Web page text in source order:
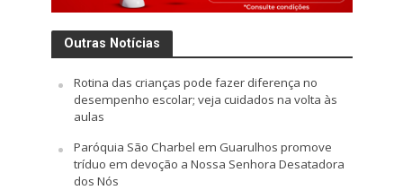
Outras Notícias
Rotina das crianças pode fazer diferença no
desempenho escolar; veja cuidados na volta às
aulas
Paróquia São Charbel em Guarulhos promove
tríduo em devoção a Nossa Senhora Desatadora
dos Nós